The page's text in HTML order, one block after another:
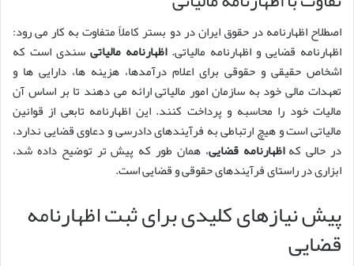
اصطلاح اظهارنامه در حقوق ایران در دو بستر کاملاً متفاوت به کار می رود:
اظهارنامه قضایی و اظهارنامه مالیاتی.اظهارنامه مالیاتی سندی است که
اشخاص حقیقی و حقوقی برای اعلام درآمدها، هزینه ها، دارایی ها و
تعهدات مالی خود به سازمان امور مالیاتی ارائه می دهند تا بر اساس آن
مالیات خود را محاسبه و پرداخت کنند. این اظهارنامه تابعی از قوانین
مالیاتی است و هیچ ارتباطی به فرآیندهای دادرسی و دعاوی قضایی ندارد،
در حالی کهاظهارنامه قضایی، همان طور که پیش تر توضیح داده شد،
ابزاری در راستای فرآیندهای حقوقی و قضایی است.
پیش نیازهای کلیدی برای ثبت اظهارنامه
قضایی